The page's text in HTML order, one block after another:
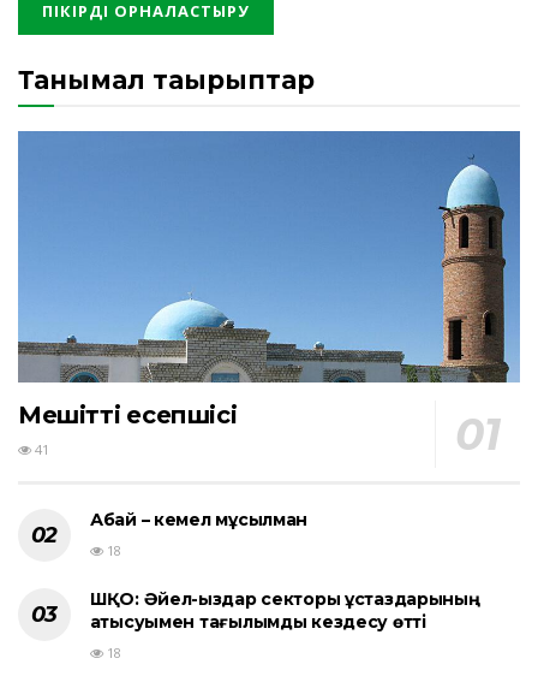
Танымал тақырыптар
Мешіттің есепшісі
41
Абай – кемел мұсылман
18
ШҚО: Әйел-қыздар секторы ұстаздарының
қатысуымен тағылымды кездесу өтті
18